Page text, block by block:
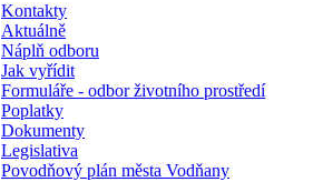
Kontakty
Aktuálně
Náplň odboru
Jak vyřídit
Formuláře - odbor životního prostředí
Poplatky
Dokumenty
Legislativa
Povodňový plán města Vodňany